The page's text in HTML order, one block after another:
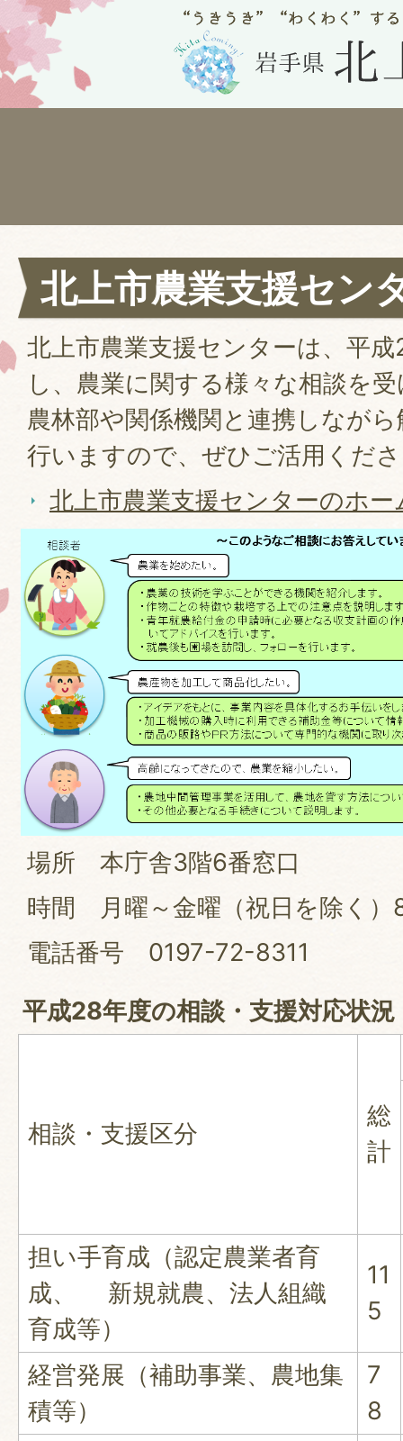
北上市農業支援セン
北上市農業支援センターは、平
し、農業に関する様々な相談を
農林部や関係機関と連携しなが
行いますので、ぜひご活用くだ
北上市農業支援センターのホ
場所 本庁舎3階6番窓口
時間 月曜～金曜（祝日を除く）
電話番号 0197-72-8311
平成28年度の相談・支援対応状況
相談・支援区分
総
計
担い手育成（認定農業者育
成、 新規就農、法人組織
育成等）
11
5
経営発展（補助事業、農地集
積等）
7
8